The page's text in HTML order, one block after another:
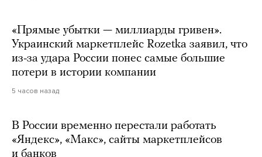
«Прямые убытки — миллиарды гривен».
Украинский маркетплейс Rozetka заявил, что
из-за удара России понес самые большие
потери в истории компании
5 часов назад
В России временно перестали работать
«Яндекс», «Макс», сайты маркетплейсов
и банков